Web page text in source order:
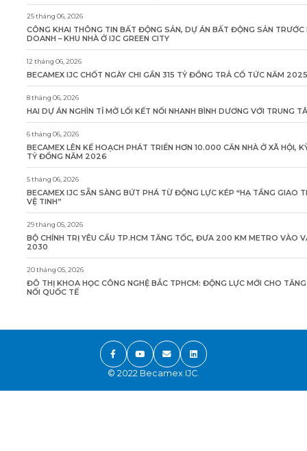
25 tháng 06, 2026
CÔNG KHAI THÔNG TIN BẤT ĐỘNG SẢN, DỰ ÁN BẤT ĐỘNG SẢN
DOANH – KHU NHÀ Ở IJC GREEN CITY
12 tháng 06, 2026
BECAMEX IJC CHỐT NGÀY CHI GẦN 315 TỶ ĐỒNG TRẢ CỔ TỨC NĂM 2025
8 tháng 06, 2026
HAI DỰ ÁN NGHÌN TỈ MỞ LỐI KẾT NỐI NHANH BÌNH DƯƠNG VỚI TRUNG
6 tháng 06, 2026
BECAMEX LÊN KẾ HOẠCH PHÁT TRIỂN HƠN 10.000 CĂN NHÀ Ở XÃ HỘI,
TỶ ĐỒNG NĂM 2026
5 tháng 06, 2026
BECAMEX IJC SẴN SÀNG BỨT PHÁ TỪ ĐỘNG LỰC KÉP “HẠ TẦNG GIAO
VỆ TINH”
29 tháng 05, 2026
BỘ CHÍNH TRỊ YÊU CẦU TP.HCM TĂNG TỐC, ĐƯA 200 KM METRO VÀO
2030
20 tháng 05, 2026
ĐÔ THỊ KHOA HỌC CÔNG NGHỆ BẮC TPHCM: ĐỘNG LỰC MỚI CHO
NỐI QUỐC TẾ
© 2022 Becamex IJC.